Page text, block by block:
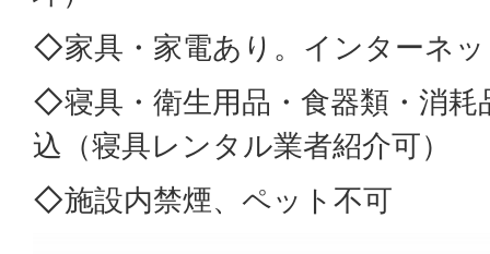
◇家具・家電あり。インターネ
◇寝具・衛生用品・食器類・消耗
込（寝具レンタル業者紹介可）
◇施設内禁煙、ペット不可